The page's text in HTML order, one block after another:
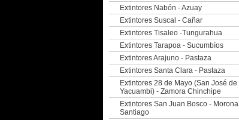
Extintores Nabón - Azuay
Extintores Suscal - Cañar
Extintores Tisaleo -Tungurahua
Extintores Tarapoa - Sucumbíos
Extintores Arajuno - Pastaza
Extintores Santa Clara - Pastaza
Extintores 28 de Mayo (San José de
Yacuambi) - Zamora Chinchipe
Extintores San Juan Bosco - Morona
Santiago